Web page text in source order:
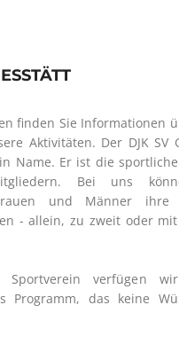
finden Sie Informationen
Aktivitäten. Der DJK SV
Name. Er ist die
Bei uns
und Männer ihre
- allein, zu zweit oder
Sportverein verfügen
Programm, das keine